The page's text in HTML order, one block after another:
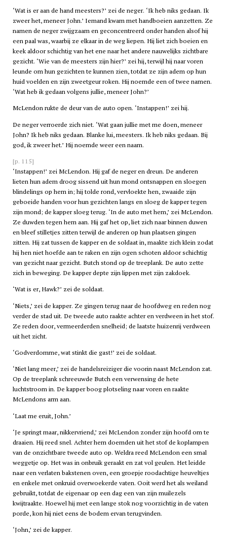
‘Wat is er aan de hand meesters?’ zei de neger. ‘Ik heb niks gedaan. Ik
zweer het, meneer John.’ Iemand kwam met handboeien aanzetten. Ze
namen de neger zwijgzaam en geconcentreerd onder handen alsof hij
een paal was, waarbij ze elkaar in de weg liepen. Hij liet zich boeien en
keek aldoor schichtig van het ene naar het andere nauwelijks zichtbare
gezicht. ‘Wie van de meesters zijn hier?’ zei hij, terwijl hij naar voren
leunde om hun gezichten te kunnen zien, totdat ze zijn adem op hun
huid voelden en zijn zweetgeur roken. Hij noemde een of twee namen.
‘Wat heb ik gedaan volgens jullie, meneer John?’
McLendon rukte de deur van de auto open. ‘Instappen!’ zei hij.
De neger verroerde zich niet. ‘Wat gaan jullie met me doen, meneer
John? Ik heb niks gedaan. Blanke lui, meesters. Ik heb niks gedaan. Bij
god, ik zweer het.’ Hij noemde weer een naam.
[p. 115]
‘Instappen!’ zei McLendon. Hij gaf de neger en dreun. De anderen
lieten hun adem droog sissend uit hun mond ontsnappen en sloegen
blindelings op hem in; hij tolde rond, vervloekte hen, zwaaide zijn
geboeide handen voor hun gezichten langs en sloeg de kapper tegen
zijn mond; de kapper sloeg terug. ‘In de auto met hem,’ zei McLendon.
Ze duwden tegen hem aan. Hij gaf het op, liet zich naar binnen duwen
en bleef stilletjes zitten terwijl de anderen op hun plaatsen gingen
zitten. Hij zat tussen de kapper en de soldaat in, maakte zich klein zodat
hij hen niet hoefde aan te raken en zijn ogen schoten aldoor schichtig
van gezicht naar gezicht. Butch stond op de treeplank. De auto zette
zich in beweging. De kapper depte zijn lippen met zijn zakdoek.
‘Wat is er, Hawk?’ zei de soldaat.
‘Niets,’ zei de kapper. Ze gingen terug naar de hoofdweg en reden nog
verder de stad uit. De tweede auto raakte achter en verdween in het stof.
Ze reden door, vermeerderden snelheid; de laatste huizenrij verdween
uit het zicht.
‘Godverdomme, wat stinkt die gast!’ zei de soldaat.
‘Niet lang meer,’ zei de handelsreiziger die voorin naast McLendon zat.
Op de treeplank schreeuwde Butch een verwensing de hete
luchtstroom in. De kapper boog plotseling naar voren en raakte
McLendons arm aan.
‘Laat me eruit, John.’
‘Je springt maar, nikkervriend,’ zei McLendon zonder zijn hoofd om te
draaien. Hij reed snel. Achter hem doemden uit het stof de koplampen
van de onzichtbare tweede auto op. Weldra reed McLendon een smal
weggetje op. Het was in onbruik geraakt en zat vol geulen. Het leidde
naar een verlaten bakstenen oven, een groepje roodachtige heuveltjes
en enkele met onkruid overwoekerde vaten. Ooit werd het als weiland
gebruikt, totdat de eigenaar op een dag een van zijn muilezels
kwijtraakte. Hoewel hij met een lange stok nog voorzichtig in de vaten
porde, kon hij niet eens de bodem ervan terugvinden.
‘John,’ zei de kapper.